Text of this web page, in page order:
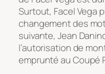
Surtout, Facel Vega
changement des
suivante, Jean
l’autorisation de
emprunté au Coupé